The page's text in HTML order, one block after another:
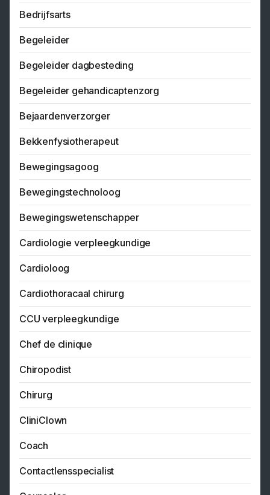
Bedrijfsarts
Begeleider
Begeleider dagbesteding
Begeleider gehandicaptenzorg
Bejaardenverzorger
Bekkenfysiotherapeut
Bewegingsagoog
Bewegingstechnoloog
Bewegingswetenschapper
Cardiologie verpleegkundige
Cardioloog
Cardiothoracaal chirurg
CCU verpleegkundige
Chef de clinique
Chiropodist
Chirurg
CliniClown
Coach
Contactlensspecialist